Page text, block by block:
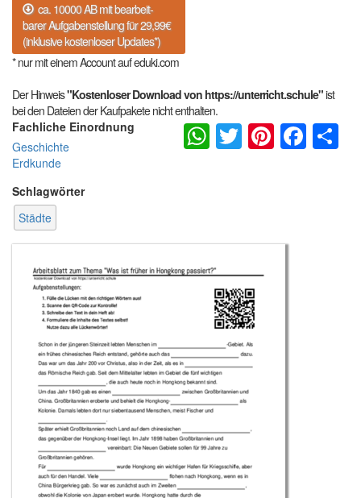
ca. 10000 AB mit bearbeit-
barer Aufgabenstellung für 29,99€
(inklusive kostenloser Updates*)
* nur mit einem Account auf eduki.com
Der Hinweis"Kostenloser Download von https://unterricht.schule"ist
bei den Dateien der Kaufpakete nicht enthalten.
Fachliche Einordnung
Geschichte
Erdkunde
Schlagwörter
Städte
WhatsApp
Twitter